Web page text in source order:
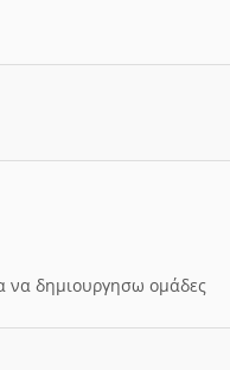
να δημιουργησω ομάδες